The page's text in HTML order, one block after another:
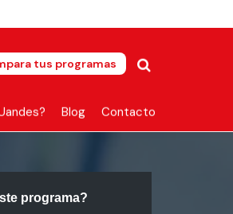
tus programas
Blog Contacto
programa?